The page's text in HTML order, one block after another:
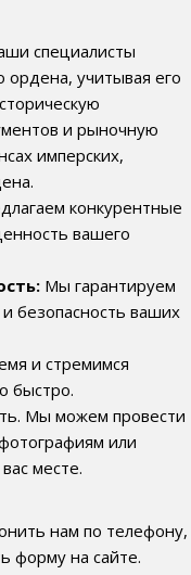
специалисты
учитывая его
и рыночную
имперских,
конкурентные
вашего
Мы гарантируем
безопасность ваших
и стремимся
быстро.
Мы можем провести
или
месте.
нам по телефону,
форму на сайте.